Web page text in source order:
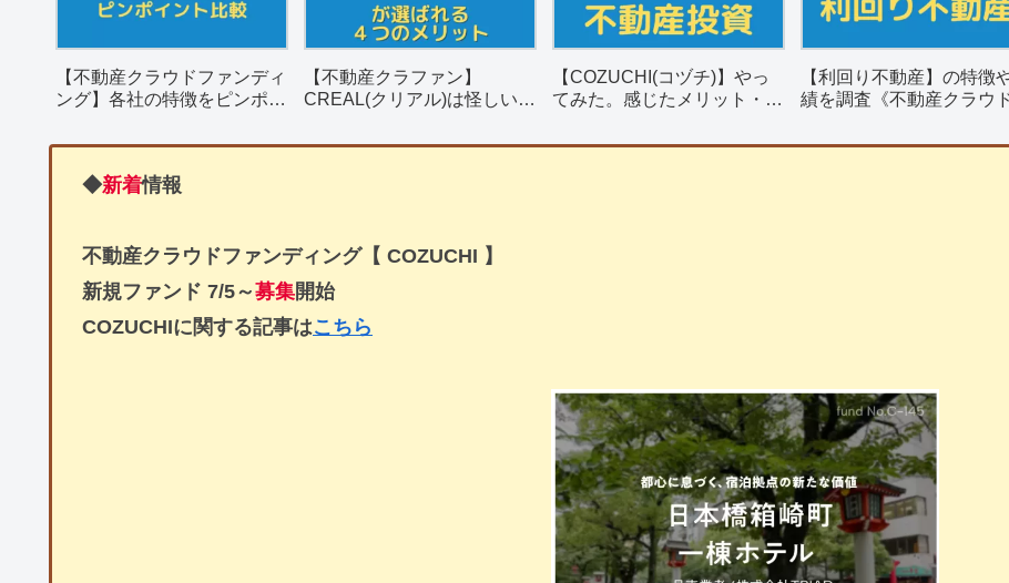
【不動産クラウドファンディ
ング】各社の特徴をピンポイ
【不動産クラファン】
CREAL(クリアル)は怪しい？
を解説。
【COZUCHI(コヅチ)】やっ
てみた。感じたメリット・デ
【利回り不動産】の特徴
績を調査《不動産クラウ
◆新着情報
不動産クラウドファンディング【 COZUCHI 】
新規ファンド 7/5～募集開始
COZUCHIに関する記事はこちら